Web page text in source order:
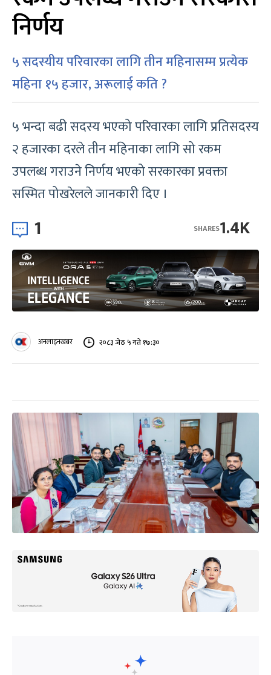
निर्णय
५ सदस्यीय परिवारका लागि तीन महिनासम्म प्रत्येक
महिना १५ हजार, अरूलाई कति ?
५ भन्दा बढी सदस्य भएको परिवारका लागि प्रतिसदस्य
२ हजारका दरले तीन महिनाका लागि सो रकम
उपलब्ध गराउने निर्णय भएको सरकारका प्रवक्ता
सस्मित पोखरेलले जानकारी दिए ।
1 1.4K
SHARES
अनलाइनखबर २०८३ जेठ ५ गते १७:३०